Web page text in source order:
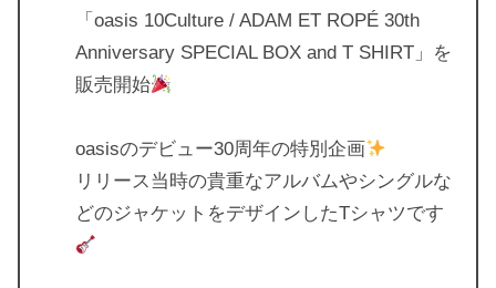
「oasis 10Culture / ADAM ET ROPÉ 30th
Anniversary SPECIAL BOX and T SHIRT」を
販売開始
oasisのデビュー30周年の特別企画
リリース当時の貴重なアルバムやシングルな
どのジャケットをデザインしたTシャツです